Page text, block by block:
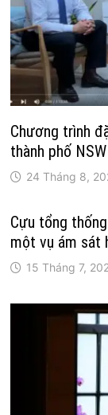
Chương trình
thành phố NSW
24 Tháng 8,
Cựu tổng
một vụ ám sát
15 Tháng 7,